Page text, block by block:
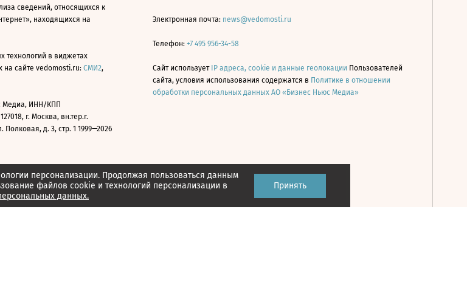
персонализации. Продолжая пользоваться данным
файлов cookie и технологий персонализации в
данных.
Принять
сведений, относящихся к
находящихся на
технологий в виджетах
сайте vedomosti.ru: СМИ2,
Медиа, ИНН/КПП
г. Москва, вн.тер.г.
д. 3, стр. 1 1999—2026
Электронная почта: news@vedomosti.ru
Телефон: +7 495 956-34-58
Сайт использует IP адреса, cookie и данные геолокации Пользователей
сайта, условия использования содержатся в Политике в отношении
обработки персональных данных АО «Бизнес Ньюс Медиа»